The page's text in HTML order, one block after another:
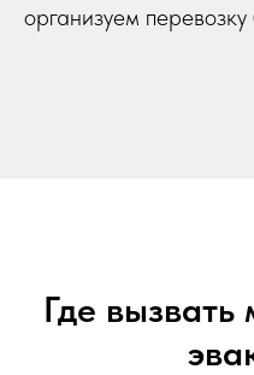
организуем
Где